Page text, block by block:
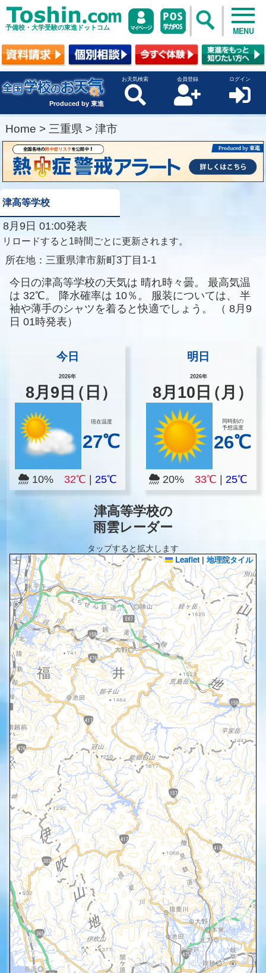
予備校・大学受験の東進ドットコム MENU
Produced by 東進
お天気検索 会員登録 ログイン
Home > 三重県 > 津市
津高等学校
8月9日 01:00発表
リロードすると1時間ごとに更新されます。
所在地： 三重県津市新町3丁目1-1
今日の津高等学校の天気は 晴れ時々曇。
最高気温
は 32℃。 降水確率は 10％。 服装については、
半
袖や薄手のシャツを着ると快適でしょう。
（ 8月9
日 01時発表）
今日
2026年
8月 9 日（日）
現在温度
27℃
10% 32℃ 25℃
明日
2026年
8月 10 日（月）
同時刻の
予想温度
26℃
20%33℃ |25℃
津高等学校の
雨雲レーダー
タップすると拡大します
Leaflet | 地理院タイル